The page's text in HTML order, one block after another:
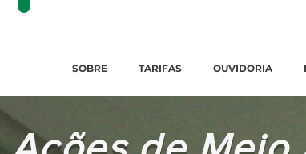
SOBRE TARIFAS OUVIDORIA